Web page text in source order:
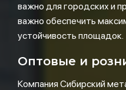
важно для городских и
важно обеспечить
устойчивость площадок.
Оптовые и
Компания Сибирский